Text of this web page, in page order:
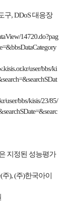
구, DDoS 대응장
14720.do?pag
user/bbs/ki
user/bbs/kisis/23/85/
지정된 성능평가
), (주)한국아이